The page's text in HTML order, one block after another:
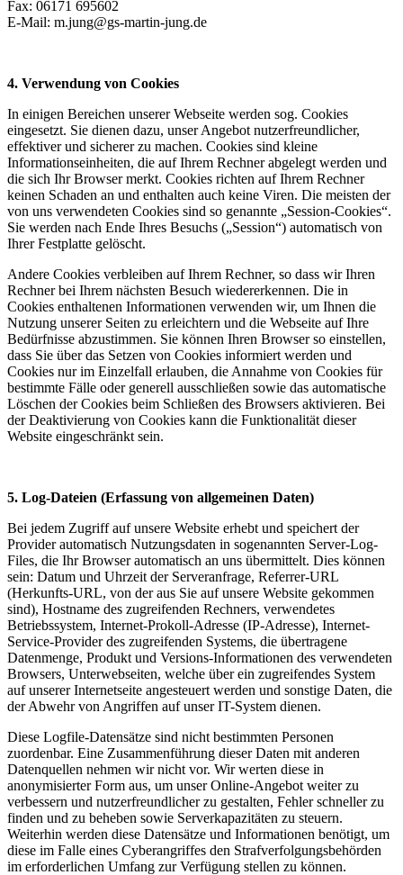
Fax: 06171 695602
E-Mail: m.jung@gs-martin-jung.de
4. Verwendung von Cookies
In einigen Bereichen unserer Webseite werden sog. Cookies
eingesetzt. Sie dienen dazu, unser Angebot nutzerfreundlicher,
effektiver und sicherer zu machen. Cookies sind kleine
Informationseinheiten, die auf Ihrem Rechner abgelegt werden und
die sich Ihr Browser merkt. Cookies richten auf Ihrem Rechner
keinen Schaden an und enthalten auch keine Viren. Die meisten der
von uns verwendeten Cookies sind so genannte „Session-Cookies“.
Sie werden nach Ende Ihres Besuchs („Session“) automatisch von
Ihrer Festplatte gelöscht.
Andere Cookies verbleiben auf Ihrem Rechner, so dass wir Ihren
Rechner bei Ihrem nächsten Besuch wiedererkennen. Die in
Cookies enthaltenen Informationen verwenden wir, um Ihnen die
Nutzung unserer Seiten zu erleichtern und die Webseite auf Ihre
Bedürfnisse abzustimmen. Sie können Ihren Browser so einstellen,
dass Sie über das Setzen von Cookies informiert werden und
Cookies nur im Einzelfall erlauben, die Annahme von Cookies für
bestimmte Fälle oder generell ausschließen sowie das automatische
Löschen der Cookies beim Schließen des Browsers aktivieren. Bei
der Deaktivierung von Cookies kann die Funktionalität dieser
Website eingeschränkt sein.
5. Log-Dateien (Erfassung von allgemeinen Daten)
Bei jedem Zugriff auf unsere Website erhebt und speichert der
Provider automatisch Nutzungsdaten in sogenannten Server-Log-
Files, die Ihr Browser automatisch an uns übermittelt. Dies können
sein: Datum und Uhrzeit der Serveranfrage, Referrer-URL
(Herkunfts-URL, von der aus Sie auf unsere Website gekommen
sind), Hostname des zugreifenden Rechners, verwendetes
Betriebssystem, Internet-Prokoll-Adresse (IP-Adresse), Internet-
Service-Provider des zugreifenden Systems, die übertragene
Datenmenge, Produkt und Versions-Informationen des verwendeten
Browsers, Unterwebseiten, welche über ein zugreifendes System
auf unserer Internetseite angesteuert werden und sonstige Daten, die
der Abwehr von Angriffen auf unser IT-System dienen.
Diese Logfile-Datensätze sind nicht bestimmten Personen
zuordenbar. Eine Zusammenführung dieser Daten mit anderen
Datenquellen nehmen wir nicht vor. Wir werten diese in
anonymisierter Form aus, um unser Online-Angebot weiter zu
verbessern und nutzerfreundlicher zu gestalten, Fehler schneller zu
finden und zu beheben sowie Serverkapazitäten zu steuern.
Weiterhin werden diese Datensätze und Informationen benötigt, um
diese im Falle eines Cyberangriffes den Strafverfolgungsbehörden
im erforderlichen Umfang zur Verfügung stellen zu können.